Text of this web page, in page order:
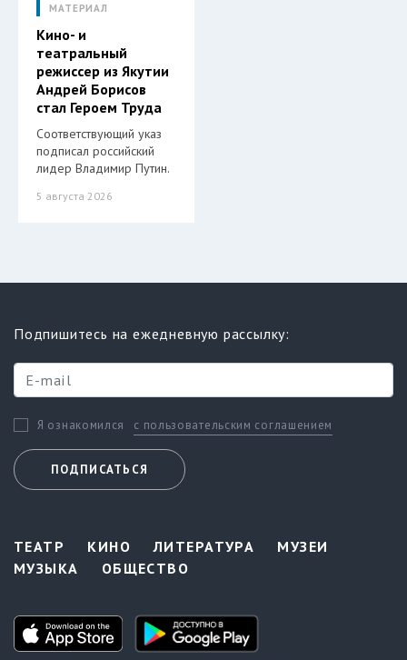
МАТЕРИАЛ
Кино- и
театральный
режиссер из Якутии
Андрей Борисов
стал Героем Труда
Соответствующий указ
подписал российский
лидер Владимир Путин.
5 августа 2026
Подпишитесь на ежедневную рассылку:
Я ознакомился с пользовательским соглашением
ПОДПИСАТЬСЯ
ТЕАТР КИНО ЛИТЕРАТУРА
МУЗЕИ
МУЗЫКА
ОБЩЕСТВО